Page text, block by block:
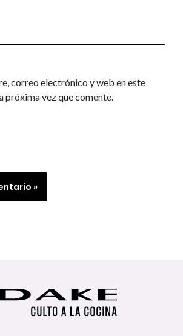
correo electrónico y web en este
próxima vez que comente.